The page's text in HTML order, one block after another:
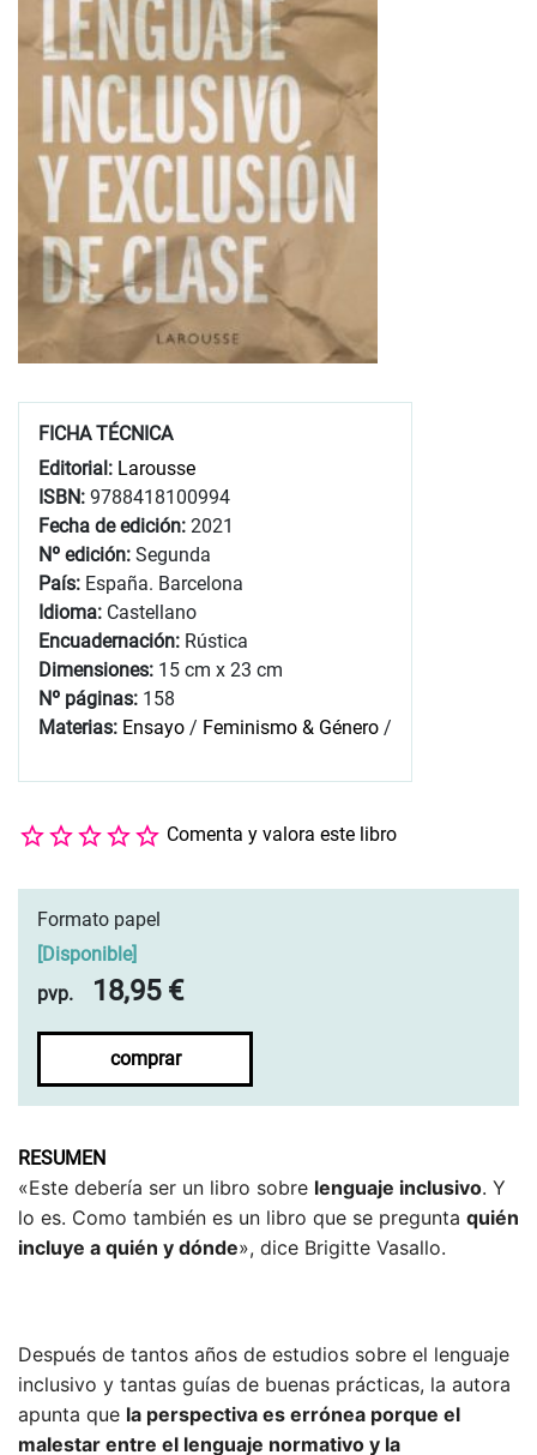
FICHA TÉCNICA
Editorial: Larousse
ISBN: 9788418100994
Fecha de edición: 2021
Nº edición: Segunda
País: España. Barcelona
Idioma: Castellano
Encuadernación: Rústica
Dimensiones: 15 cm x 23 cm
Nº páginas: 158
Materias: Ensayo / Feminismo & Género /
Comenta y valora este libro
Formato papel
Disponible]
pvp.
18,95 €
comprar
RESUMEN
«Este debería ser un libro sobre lenguaje inclusivo. Y
lo es. Como también es un libro que se pregunta quién
incluye a quién y dónde», dice Brigitte Vasallo.
Después de tantos años de estudios sobre el lenguaje
inclusivo y tantas guías de buenas prácticas, la autora
apunta que la perspectiva es errónea porque el
malestar entre el lenguaje normativo y la